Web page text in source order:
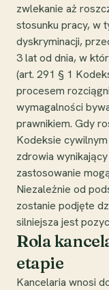
zwlekanie aż
stosunku pracy, w
dyskryminacji,
3 lat od dnia, w
(art. 291 § 1
procesem
wymagalności
prawnikiem. Gdy
Kodeksie
zdrowia
zastosowanie
Niezależnie od
zostanie podjęte
silniejsza jest
Rola
etapie
Kancelaria wnosi